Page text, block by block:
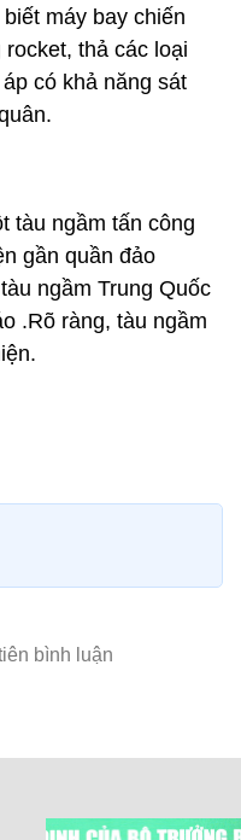
máy bay chiến
thả các loại
có khả năng sát
tàu ngầm tấn công
gần quần đảo
ngầm Trung Quốc
.Rõ ràng, tàu ngầm